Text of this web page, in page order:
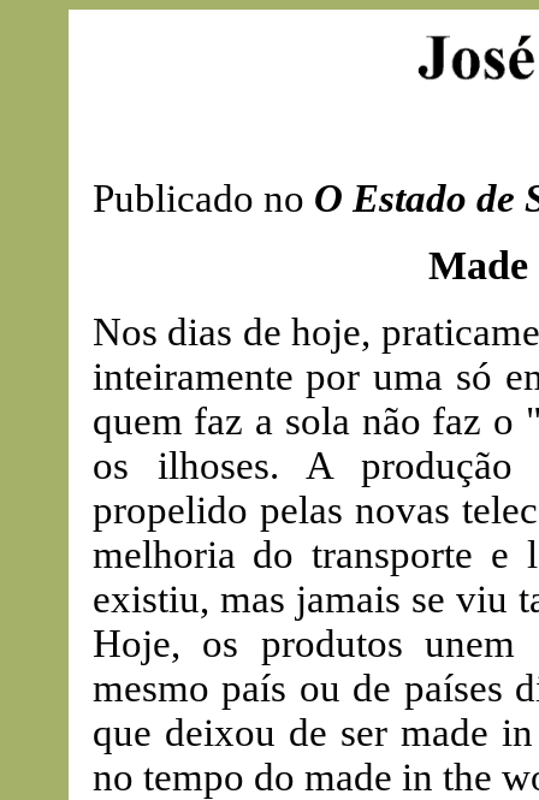
Publicado no O Estado de
Nos dias de hoje,
inteiramente por uma só
quem faz a sola não faz o
os ilhoses. A produção
propelido pelas novas
melhoria do transporte e
existiu, mas jamais se viu
Hoje, os produtos unem
mesmo país ou de países
que deixou de ser made
no tempo do made in the